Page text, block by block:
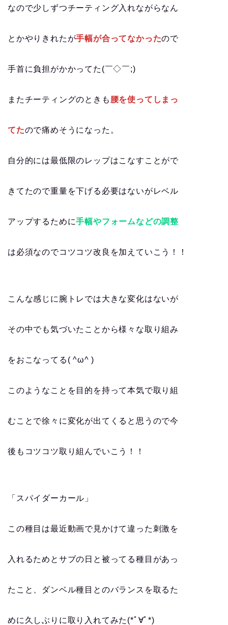
なので少しずつチーティング入れながらなん
とかやりきれたが手幅が合ってなかったので
手首に負担がかかってた(￣◇￣;)
またチーティングのときも 腰を使ってしまっ
てたので痛めそうになった。
自分的には最低限のレップはこなすことがで
きてたので重量を下げる必要はないがレベル
アップするために手幅やフォームなどの調整
は必須なのでコツコツ改良を加えていこう！！
こんな感じに腕トレでは大きな変化はないが
その中でも気づいたことから様々な取り組み
をおこなってる( ^ω^ )
このようなことを目的を持って本気で取り組
むことで徐々に変化が出てくると思うので今
後もコツコツ取り組んでいこう！！
「スパイダーカール」
この種目は最近動画で見かけて違った刺激を
入れるためとサブの日と被ってる種目があっ
たこと、ダンベル種目とのバランスを取るた
めに久しぶりに取り入れてみた(*ﾟ∀ﾟ*)